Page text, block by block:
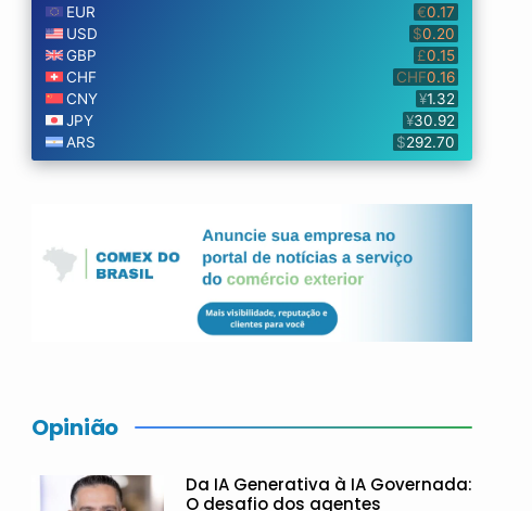
Opinião
Da IA Generativa à IA Governada:
O desafio dos agentes